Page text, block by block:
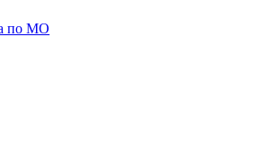
по МО